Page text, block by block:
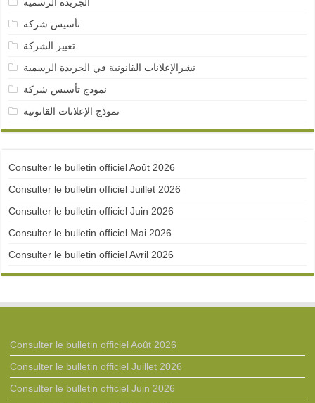
تأسيس شركة
تغيير الشركة
نشرالإعلانات القانونية في الجريدة الرسمية
نمودج تأسيس شركة
نموذج الإعلانات القانونية
Consulter le bulletin officiel Août 2026
Consulter le bulletin officiel Juillet 2026
Consulter le bulletin officiel Juin 2026
Consulter le bulletin officiel Mai 2026
Consulter le bulletin officiel Avril 2026
Consulter le bulletin officiel Août 2026
Consulter le bulletin officiel Juillet 2026
Consulter le bulletin officiel Juin 2026